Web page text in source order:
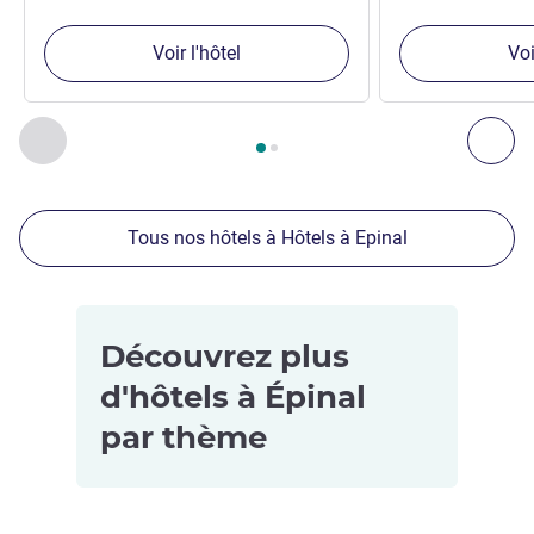
Précédent - Nos autres établissements à proximité
Page , Nos autres établissements à proximité 1 :,
Voir l'hôtel
Tous nos hôtels à Hôtels à Epinal
Découvrez plus
d'hôtels à Épinal
par thème